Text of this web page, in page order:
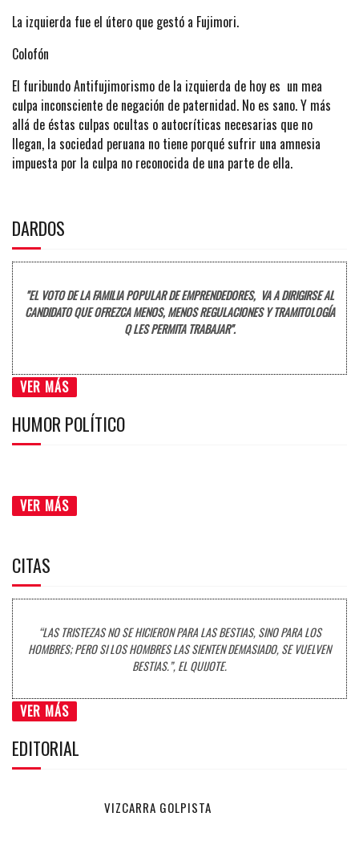
La izquierda fue el útero que gestó a Fujimori.
Colofón
El furibundo Antifujimorismo de la izquierda de hoy es un mea
culpa inconsciente de negación de paternidad. No es sano. Y más
allá de éstas culpas ocultas o autocríticas necesarias que no
llegan, la sociedad peruana no tiene porqué sufrir una amnesia
impuesta por la culpa no reconocida de una parte de ella.
DARDOS
"EL VOTO DE LA FAMILIA POPULAR DE EMPRENDEDORES, VA A DIRIGIRSE AL
CANDIDATO QUE OFREZCA MENOS, MENOS REGULACIONES Y TRAMITOLOGÍA
Q LES PERMITA TRABAJAR".
VER MÁS
HUMOR POLÍTICO
VER MÁS
CITAS
“LAS TRISTEZAS NO SE HICIERON PARA LAS BESTIAS, SINO PARA LOS
HOMBRES; PERO SI LOS HOMBRES LAS SIENTEN DEMASIADO, SE VUELVEN
BESTIAS.”, EL QUIJOTE.
VER MÁS
EDITORIAL
VIZCARRA GOLPISTA